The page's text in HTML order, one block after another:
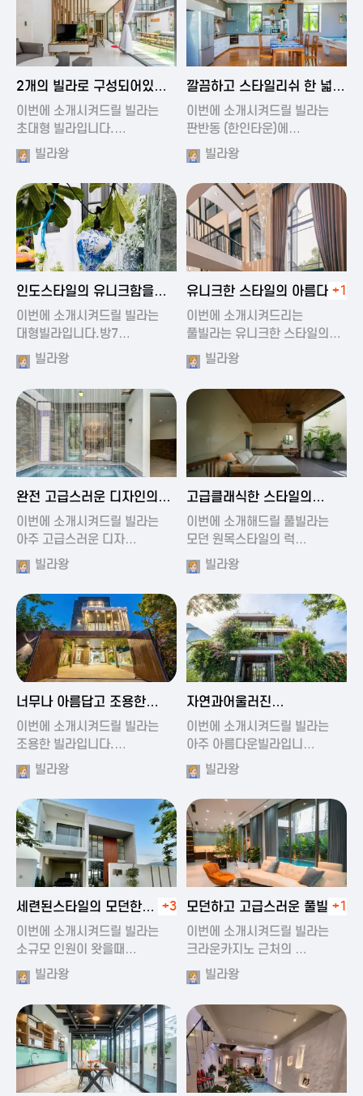
2024-11-19 00:54
2개의 빌라로 구성되어있는
대형 풀빌…
이번에 소개시켜드릴 빌라는
초대형 빌라입니다.…
빌라왕
2024-11-19 01:27
깔끔하고 스타일리쉬 한 넓은
풀빌라
이번에 소개시켜드릴 빌라는
판반동 (한인타운)에…
빌라왕
2024-11-19 01:35
인도스타일의 유니크함을
가진 풀빌라
이번에 소개시켜드릴 빌라는
대형빌라입니다.방7…
빌라왕
2024-11-19 00:45
유니크한 스타일의 아름다운
풀빌라
+1
이번에 소개시켜드리는
풀빌라는 유니크한 스타일의…
빌라왕
2024-11-19 01:13
완전 고급스러운 디자인의
빌라
이번에 소개시켜드릴 빌라는
아주 고급스러운 디자…
빌라왕
2024-11-19 00:37
고급클래식한 스타일의
럭셔리 풀빌라
이번에 소개해드릴 풀빌라는
모던 원목스타일의 럭…
빌라왕
2024-11-19 01:47
너무나 아름답고 조용한
풀빌라
이번에 소개시켜드릴 빌라는
조용한 빌라입니다.…
빌라왕
2024-11-19 01:17
자연과어울러진
아름다운풀빌라
이번에 소개시켜드릴 빌라는
아주 아름다운빌라입니…
빌라왕
2024-11-19 01:22
세련된스타일의 모던한
풀빌라
+3
이번에 소개시켜드릴 빌라는
소규모 인원이 왓을때…
빌라왕
2024-11-20 00:20
모던하고 고급스러운 풀빌라+1
이번에 소개시켜드릴 빌라는
크라운카지노 근처의 …
빌라왕